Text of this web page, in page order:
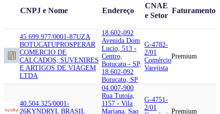
CNPJ e Nome Endereço
CNAE
e Setor
Faturamento
45.699.977/0001-87UZA
BOTUCATUPROSPERAR
COMERCIO DE
CALCADOS, SUVENIRES
E ARTIGOS DE VIAGEM
LTDA
18.602-092
Avenida Dom
Lucio, 513 -
Centro,
Botucatu - SP,
18.602-092
Botucatu, SP
G-4782-
2/01
Comércio
Varejista
Premium
40.504.325/0001-
26KYNDRYL BRASIL
04.007-900
Rua Tutoia,
1157 - Vila
Mariana, Sao
G-4751-
2/01
Premium